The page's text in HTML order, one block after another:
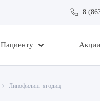
8
Пациенту Акции
Липофилинг ягодиц